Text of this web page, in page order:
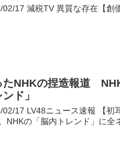
02/17 減税TV 異質な存在【創
たNHKの捏造報道
ンド」
02/17 LV48ニュース速報 【初
NHKの「脳内トレンド」に全